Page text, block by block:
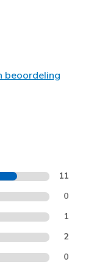
beoordeling
11
0
1
2
0